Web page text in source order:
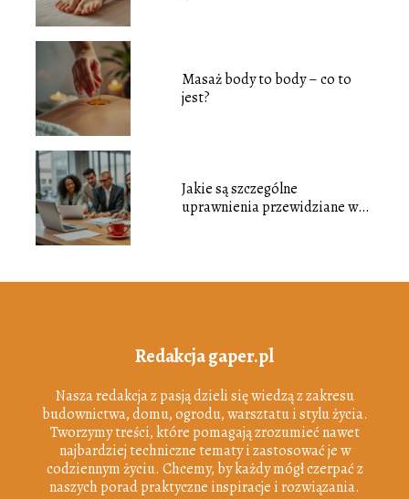
Masaż body to body – co to
jest?
Jakie są szczególne
uprawnienia przewidziane w
Redakcja gaper.pl
Nasza redakcja z pasją dzieli się wiedzą z zakresu
budownictwa, domu, ogrodu, warsztatu i stylu życia.
Tworzymy treści, które pomagają zrozumieć nawet
najbardziej techniczne tematy i zastosować je w
codziennym życiu. Chcemy, by każdy mógł czerpać z
naszych porad praktyczne inspiracje i rozwiązania.